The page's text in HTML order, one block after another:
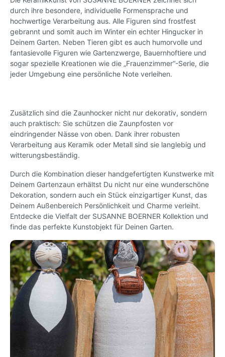
durch ihre besondere, individuelle Formensprache und
hochwertige Verarbeitung aus. Alle Figuren sind frostfest
gebrannt und somit auch im Winter ein echter Hingucker in
Deinem Garten. Neben Tieren gibt es auch humorvolle und
fantasievolle Figuren wie Gartenzwerge, Bauernhoftiere und
sogar spezielle Kreationen wie die „Frauenzimmer“-Serie, die
jeder Umgebung eine persönliche Note verleihen.
Zusätzlich sind die Zaunhocker nicht nur dekorativ, sondern
auch praktisch: Sie schützen die Zaunpfosten vor
eindringender Nässe von oben. Dank ihrer robusten
Verarbeitung aus Keramik oder Metall sind sie langlebig und
witterungsbeständig.
Durch die Kombination dieser handgefertigten Kunstwerke mit
Deinem Gartenzaun erhältst Du nicht nur eine wunderschöne
Dekoration, sondern auch ein Stück einzigartiger Kunst, das
Deinem Außenbereich Persönlichkeit und Charme verleiht.
Entdecke die Vielfalt der SUSANNE BOERNER Kollektion und
finde das perfekte Kunstobjekt für Deinen Garten.